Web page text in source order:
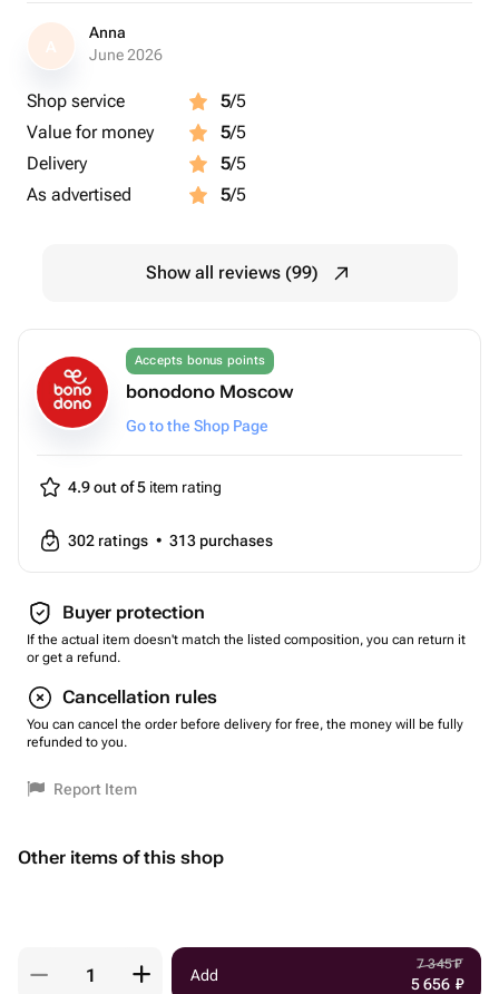
A
Anna
June 2026
Shop service 5/5
Value for money
5/5
Delivery
5/5
As advertised
5/5
Show all reviews (99)
Accepts bonus points
bonodono Moscow
Go to the Shop Page
4.9 out of 5 item rating
302 ratings • 313 purchases
Buyer protection
If the actual item doesn't match the listed composition, you can return it
or get a refund.
Cancellation rules
You can cancel the order before delivery for free, the money will be fully
refunded to you.
Report Item
Other items of this shop
Add
7 345₽
5 656 ₽